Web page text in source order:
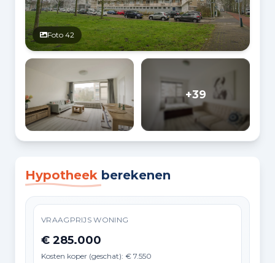
Foto 42
+39
Hypotheek berekenen
VRAAGPRIJS WONING
€ 285.000
Kosten koper (geschat): € 7.550